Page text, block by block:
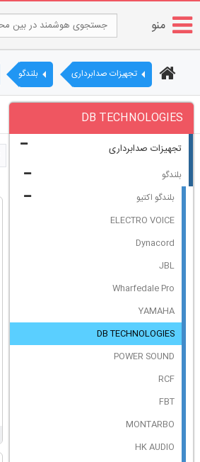
منو
تجهیزات صدابرداری بلندگو
DB TECHNOLOGIES
تجهیزات صدابرداری
بلندگو
بلندگو اکتیو
ELECTRO VOICE
Dynacord
JBL
Wharfedale Pro
YAMAHA
DB TECHNOLOGIES
POWER SOUND
RCF
FBT
MONTARBO
HK AUDIO